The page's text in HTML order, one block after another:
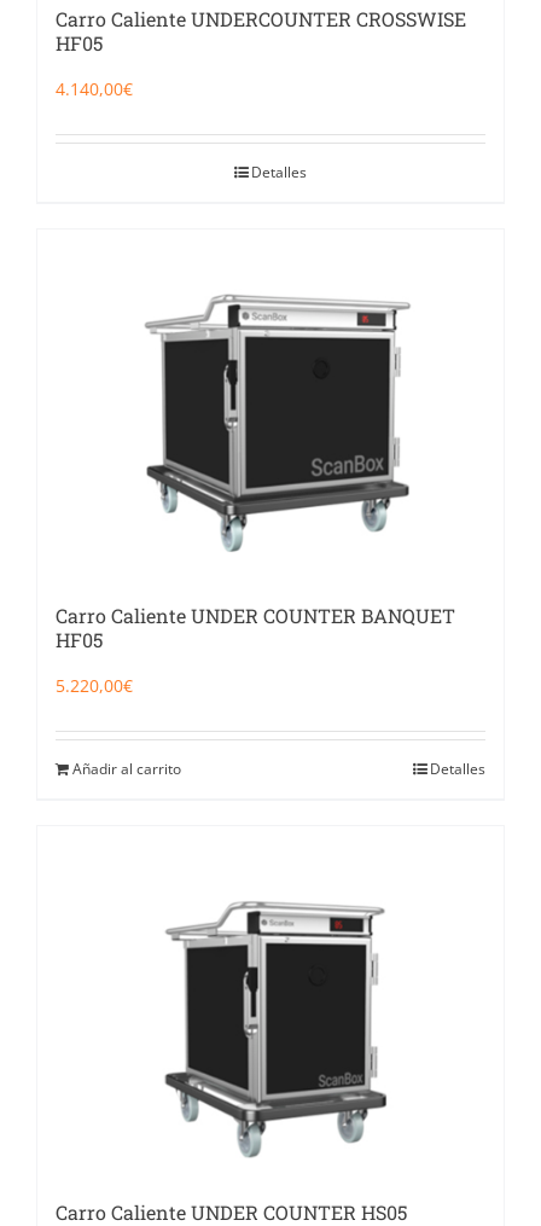
Carro Caliente UNDERCOUNTER CROSSWISE
HF05
4.140,00€
Detalles
Carro Caliente UNDER COUNTER BANQUET
HF05
5.220,00€
Añadir al carrito Detalles
Carro Caliente UNDER COUNTER HS05